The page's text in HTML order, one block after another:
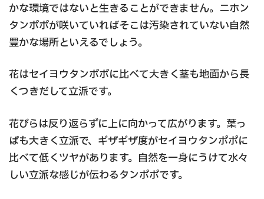
かな環境ではないと生きることができません。ニホン
タンポポが咲いていればそこは汚染されていない自然
豊かな場所といえるでしょう。
花はセイヨウタンポポに比べて大きく茎も地面から長
くつきだして立派です。
花びらは反り返らずに上に向かって広がります。葉っ
ぱも大きく立派で、ギザギザ度がセイヨウタンポポに
比べて低くツヤがあります。自然を一身にうけて水々
しい立派な感じが伝わるタンポポです。